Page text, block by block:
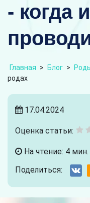
- когда
Главная > Блог >
родах
17.04.2024
Оценка статьи:
На чтение: 4 мин.
Поделиться: